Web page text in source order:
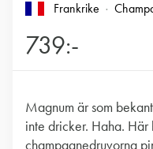
Frankrike
739:-
Magnum är som
inte dricker. Haha.
champagnedruvorna